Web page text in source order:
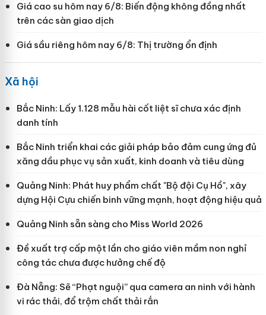
Giá cao su hôm nay 6/8: Biến động không đồng nhất
trên các sàn giao dịch
Giá sầu riêng hôm nay 6/8: Thị trường ổn định
Xã hội
Bắc Ninh: Lấy 1.128 mẫu hài cốt liệt sĩ chưa xác định
danh tính
Bắc Ninh triển khai các giải pháp bảo đảm cung ứng đủ
xăng dầu phục vụ sản xuất, kinh doanh và tiêu dùng
Quảng Ninh: Phát huy phẩm chất "Bộ đội Cụ Hồ", xây
dựng Hội Cựu chiến binh vững mạnh, hoạt động hiệu quả
Quảng Ninh sẵn sàng cho Miss World 2026
Đề xuất trợ cấp một lần cho giáo viên mầm non nghỉ
công tác chưa được hưởng chế độ
Đà Nẵng: Sẽ “Phạt nguội” qua camera an ninh với hành
vi rác thải, đổ trộm chất thải rắn